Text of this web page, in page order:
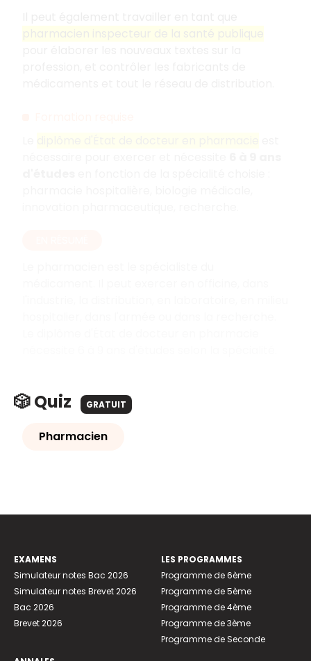
🎲 Quiz GRATUIT
Pharmacien
EXAMENS
Simulateur notes Bac 2026
Simulateur notes Brevet 2026
Bac 2026
Brevet 2026
LES PROGRAMMES
Programme de 6ème
Programme de 5ème
Programme de 4ème
Programme de 3ème
Programme de Seconde